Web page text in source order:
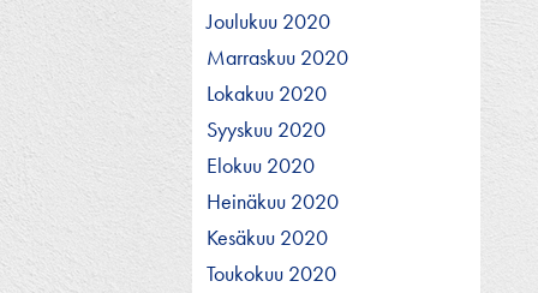
Joulukuu 2020
Marraskuu 2020
Lokakuu 2020
Syyskuu 2020
Elokuu 2020
Heinäkuu 2020
Kesäkuu 2020
Toukokuu 2020